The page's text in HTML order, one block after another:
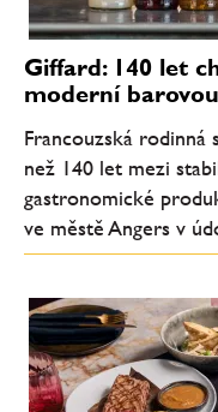
Giffard: 140 let
moderní
Francouzská
než 140 let mezi
gastronomické
ve městě Angers v